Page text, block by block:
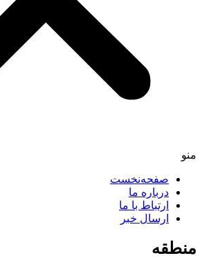
صفحه‌نخست
درباره ما
ارتباط با ما
ارسال خبر